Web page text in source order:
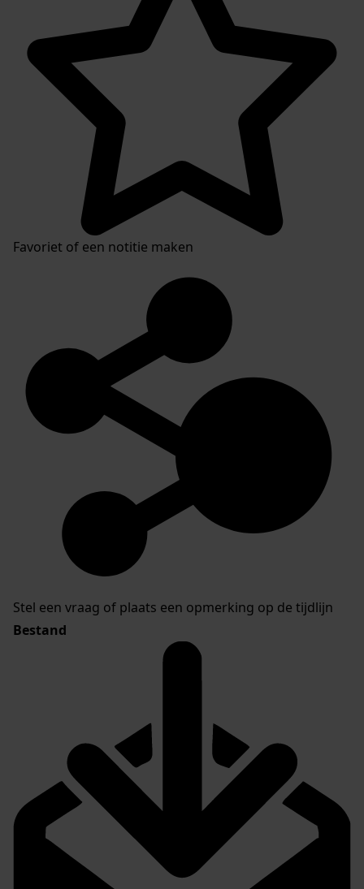
Favoriet of een notitie maken
Stel een vraag of plaats een opmerking op de tijdlijn
Bestand